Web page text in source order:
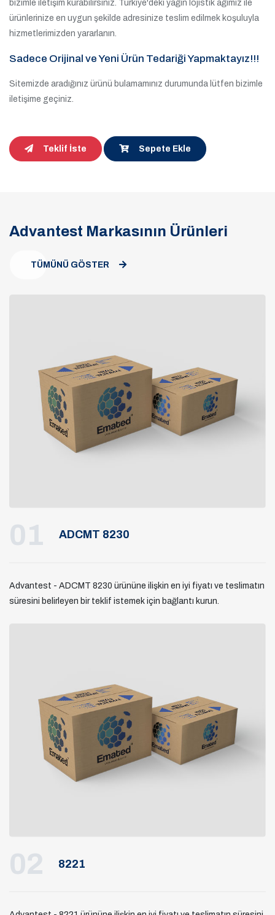
bizimle iletişim kurabilirsiniz. Türkiye'deki yağın lojistik ağımız ile
ürünlerinize en uygun şekilde adresinize teslim edilmek koşuluyla
hizmetlerimizden yararlanın.
Sadece Orijinal ve Yeni Ürün Tedariği Yapmaktayız!!!
Sitemizde aradığınız ürünü bulamamınız durumunda lütfen bizimle
iletişime geçiniz.
Teklif İste Sepete Ekle
Advantest Markasının Ürünleri
TÜMÜNÜ GÖSTER
01 ADCMT 8230
Advantest - ADCMT 8230 ürününe ilişkin en iyi fiyatı ve teslimatın
süresini belirleyen bir teklif istemek için bağlantı kurun.
02 8221